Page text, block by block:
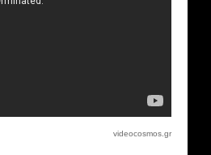
videocosmos.gr